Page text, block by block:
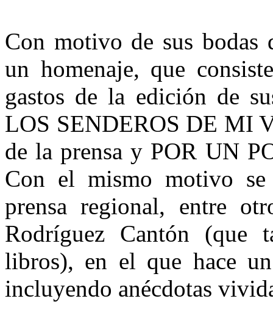
Con motivo de sus bodas
un homenaje, que
gastos de la edición de
LOS SENDEROS DE MI
de la prensa y POR UN
Con el mismo motivo
prensa regional, entre
Rodríguez Cantón (que
libros), en el que hace
incluyendo anécdotas